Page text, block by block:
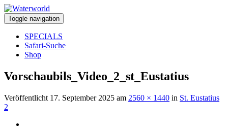
Toggle navigation
SPECIALS
Safari-Suche
Shop
Vorschaubils_Video_2_st_Eustatius
Veröffentlicht 17. September 2025 am 2560 × 1440 in St. Eustatius
2